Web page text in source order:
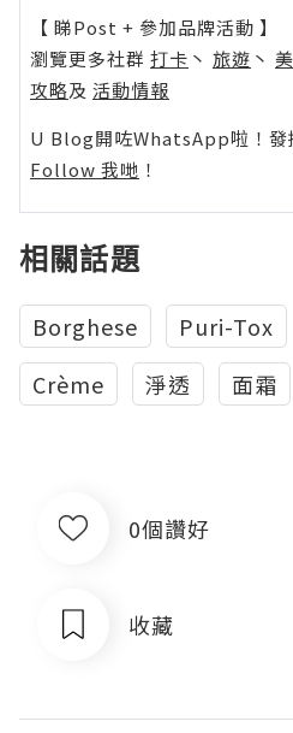
【 睇Post + 參加品牌活動 】
瀏覽更多社群 打卡 丶 旅遊 丶
攻略及 活動情報
U Blog開咗WhatsApp啦！發
Follow 我哋 ！
相關話題
Borghese Puri-Tox
Crème
淨透 面霜
0個讚好
收藏